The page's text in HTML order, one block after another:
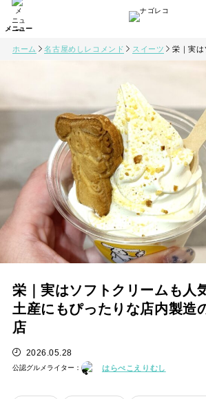
ホーム 名古屋めしレコメンド スイーツ 栄｜実は
栄｜実はソフトクリームも人
土産にもぴったりな店内製造
店
2026.05.28
公認グルメライター： はらぺこえりむし